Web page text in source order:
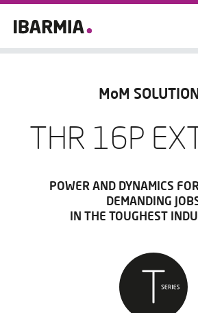
MoM
THR 16P
POWER AND DYNAMICS
DEMANDING
IN THE TOUGHEST